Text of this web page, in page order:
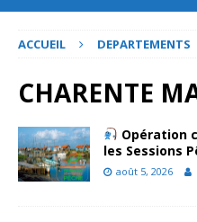
ACCUEIL DEPARTEMENTS
CHARENTE
Opération
les Sessions
août 5, 2026